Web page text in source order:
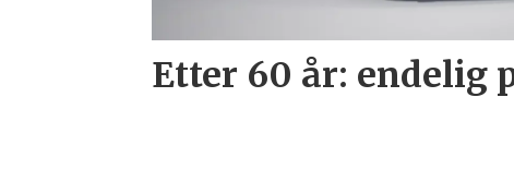
Etter 60 år: endelig